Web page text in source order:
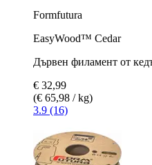
Formfutura
EasyWood™ Cedar
Дървен филамент от
€ 32,99
(€ 65,98 / kg)
3.9 (16)